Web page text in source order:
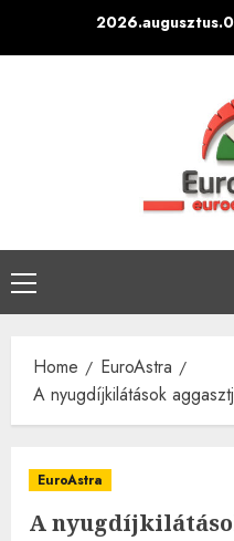
Primary
Menu
Home
EuroAstra
A nyugdíjkilátások
EuroAstra
A